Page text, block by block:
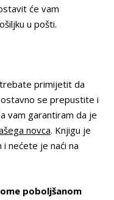
će vam
u pošti.
primijetit da
se prepustite i
vam garantiram da je
novca. Knjigu je
nećete je naći na
poboljšanom